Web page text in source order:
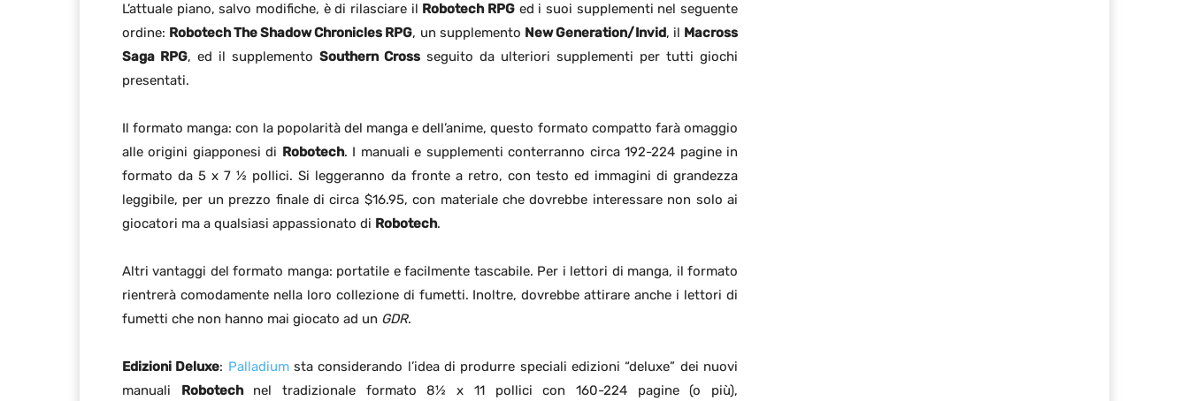
L’attuale piano, salvo modifiche, è di rilasciare il Robotech RPG ed i suoi supplementi nel seguente
ordine: Robotech The Shadow Chronicles RPG, un supplemento New Generation/Invid, il Macross
Saga RPG, ed il supplemento Southern Cross seguito da ulteriori supplementi per tutti giochi
presentati.
Il formato manga: con la popolarità del manga e dell’anime, questo formato compatto farà omaggio
alle origini giapponesi di Robotech. I manuali e supplementi conterranno circa 192-224 pagine in
formato da 5 x 7 ½ pollici. Si leggeranno da fronte a retro, con testo ed immagini di grandezza
leggibile, per un prezzo finale di circa $16.95, con materiale che dovrebbe interessare non solo ai
giocatori ma a qualsiasi appassionato di Robotech.
Altri vantaggi del formato manga: portatile e facilmente tascabile. Per i lettori di manga, il formato
rientrerà comodamente nella loro collezione di fumetti. Inoltre, dovrebbe attirare anche i lettori di
fumetti che non hanno mai giocato ad un GDR.
Edizioni Deluxe: Palladiumsta considerando l’idea di produrre speciali edizioni “deluxe” dei nuovi
manuali Robotechnel tradizionale formato 8½ x 11 pollici con 160-224 pagine (o più),